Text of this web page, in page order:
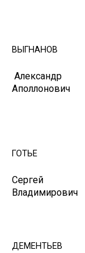
ВЫГНАНОВ
Александр
Аполлонович
ГОТЬЕ
Сергей
Владимирович
ДЕМЕНТЬЕВ